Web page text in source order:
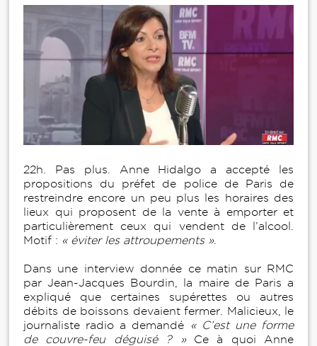
22h. Pas plus. Anne Hidalgo a accepté les
propositions du préfet de police de Paris de
restreindre encore un peu plus les horaires des
lieux qui proposent de la vente à emporter et
particulièrement ceux qui vendent de l’alcool.
Motif : « éviter les attroupements ».
Dans une interview donnée ce matin sur RMC
par Jean-Jacques Bourdin, la maire de Paris a
expliqué que certaines supérettes ou autres
débits de boissons devaient fermer. Malicieux, le
journaliste radio a demandé
« C’est une forme
de couvre-feu déguisé ? »Ce à quoi Anne